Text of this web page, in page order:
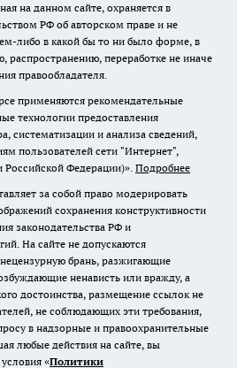
на данном сайте, охраняется в
РФ об авторском праве и не
либо в какой бы то ни было форме, в
распространению, переработке не иначе
правообладателя.
применяются рекомендательные
технологии предоставления
систематизации и анализа сведений,
пользователей сети "Интернет",
Российской Федерации)». Подробнее
за собой право модерировать
сохранения конструктивности
законодательства РФ и
На сайте не допускаются
брань, разжигающие
ненависть или вражду, а
достоинства, размещение ссылок не
не соблюдающих эти требования,
в надзорные и правоохранительные
любые действия на сайте, вы
«Политики